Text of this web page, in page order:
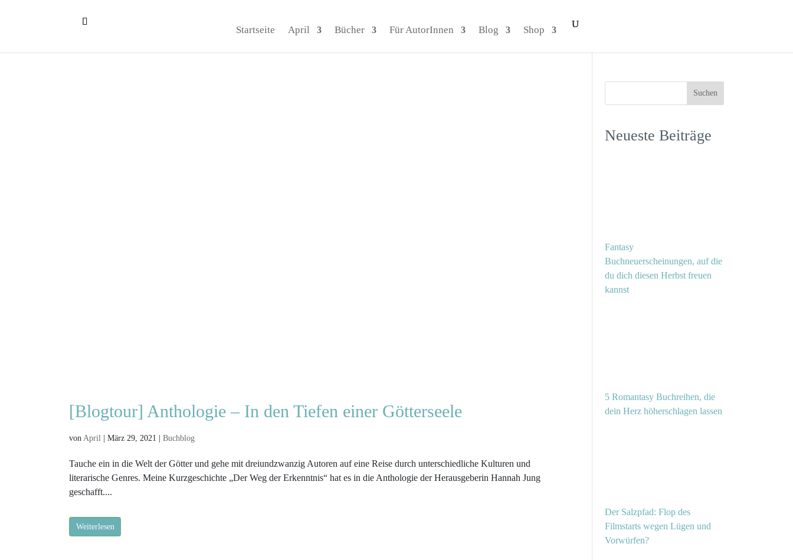
Startseite April Bücher Für AutorInnen Blog Shop
[Blogtour] Anthologie – In den Tiefen einer Götterseele
von April März 29, 2021 Buchblog
Tauche ein in die Welt der Götter und gehe mit dreiundzwanzig Autoren auf eine Reise durch unterschiedliche Kulturen und
literarische Genres. Meine Kurzgeschichte „Der Weg der Erkenntnis“ hat es in die Anthologie der Herausgeberin Hannah Jung
geschafft....
Weiterlesen
Neueste Beiträge
Fantasy
Buchneuerscheinungen, auf die
du dich diesen Herbst freuen
kannst
5 Romantasy Buchreihen, die
dein Herz höherschlagen lassen
Der Salzpfad: Flop des
Filmstarts wegen Lügen und
Vorwürfen?